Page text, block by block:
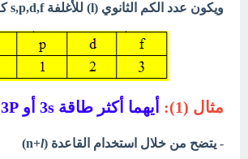
ويكون عدد الكم الثانوي (l) للأغلفة s,p,d,f كالتالي:
مثال (1): أيهما أكثر طاقة 3s أو 3P؟
- يتضح من خلال استخدام القاعدة (n+l
)